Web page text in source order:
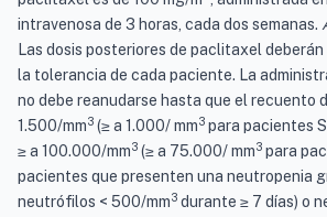
intravenosa de 3 horas, cada dos semanas.
Las dosis posteriores de paclitaxel
la tolerancia de cada paciente. La
no debe reanudarse hasta que el recuento
1.500/mm3 (≥ a 1.000/ mm3 para pacientes
≥ a 100.000/mm3 (≥ a 75.000/ mm3 para
pacientes que presenten una neutropenia
neutrófilos < 500/mm3 durante ≥ 7 días) o